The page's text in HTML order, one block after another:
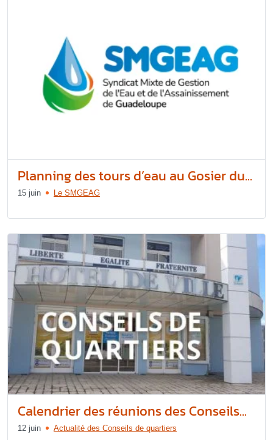
Planning des tours d’eau au Gosier du...
15 juin Le SMGEAG
Calendrier des réunions des Conseils...
12 juin Actualité des Conseils de quartiers